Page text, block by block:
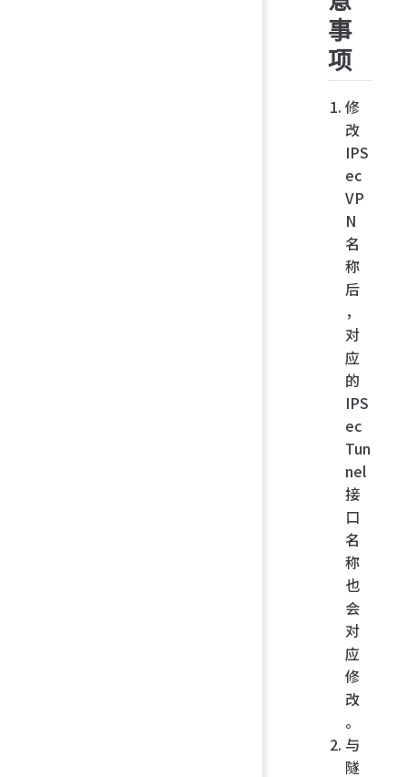
事
项
修
改
IPS
ec
VP
N
名
称
后
，
对
应
的
IPS
ec
Tun
nel
接
口
名
称
也
会
对
应
修
改
。
与
隧